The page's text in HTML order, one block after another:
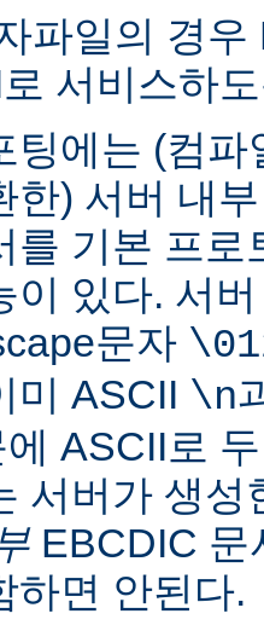
파일의 경
서비스하
팅에는 (컴
한) 서버 내
를 기본 프로
이 있다. 서
문자
미 ASCII \n
ASCII로
서버가 생
EBCDIC 문
하면 안된다.